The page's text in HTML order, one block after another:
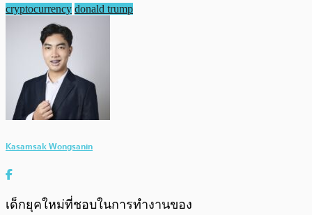
cryptocurrency donald trump
Kasamsak Wongsanin
เด็กยุคใหม่ที่ชอบในการทำงานของ